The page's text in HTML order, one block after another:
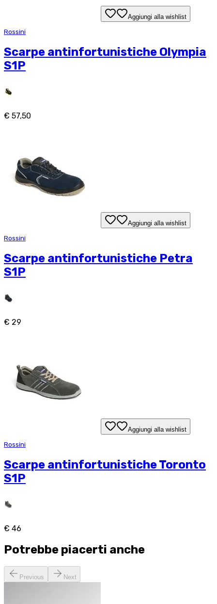
Aggiungi alla wishlist
Rossini
Scarpe antinfortunistiche Olympia
S1P
€ 57,50
Aggiungi alla wishlist
Rossini
Scarpe antinfortunistiche Petra
S1P
€ 29
Aggiungi alla wishlist
Rossini
Scarpe antinfortunistiche Toronto
S1P
€ 46
Potrebbe piacerti anche
Previous Next